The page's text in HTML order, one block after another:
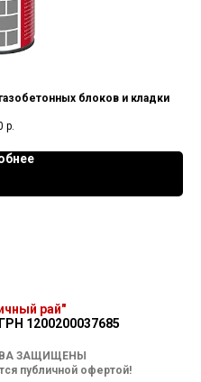
блоков и кладки
р.
рай"
1200200037685
ЗАЩИЩЕНЫ
публичной офертой!